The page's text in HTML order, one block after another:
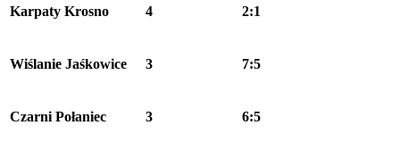
Karpaty Krosno 4 2:1
Wiślanie Jaśkowice 3 7:5
Czarni Połaniec 3 6:5